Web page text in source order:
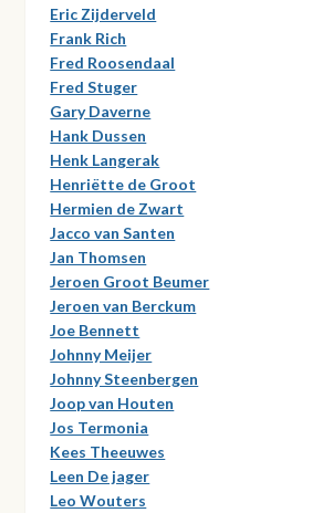
Eric Zijderveld
Frank Rich
Fred Roosendaal
Fred Stuger
Gary Daverne
Hank Dussen
Henk Langerak
Henriëtte de Groot
Hermien de Zwart
Jacco van Santen
Jan Thomsen
Jeroen Groot Beumer
Jeroen van Berckum
Joe Bennett
Johnny Meijer
Johnny Steenbergen
Joop van Houten
Jos Termonia
Kees Theeuwes
Leen De jager
Leo Wouters